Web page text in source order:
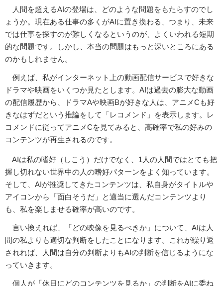
人間を超えるAIの登場は、どのような問題をもたらすのでし
ょうか。現在ある仕事の多くがAIに置き換わる、つまり、未来
では仕事を探すのが難しくなるというのが、よくいわれる短期
的な問題です。しかし、本当の問題はもっと深いところにある
のかもしれません。
例えば、私がインターネット上の動画配信サービスで好きな
ドラマや映画をいくつか見たとします。AIは過去の膨大な動画
の配信履歴から、ドラマAや映画Bが好きな人は、アニメCも好
きなはずだという推論をして「レコメンド」を表示します。レ
コメンドに従ってアニメCを見てみると、高確率で私の好みの
コンテンツが再生されるのです。
AIは私の嗜好（しこう）だけでなく、1人の人間ではとても把
握し切れない世界中の人の嗜好パターンをよく知っています。
そして、AIが推奨してきたコンテンツは、私自身がタイトルや
アイコンから「面白そうだ」と適当に選んだコンテンツより
も、私を楽しませる確率が高いのです。
言い換えれば、「どの映像を見るべきか」について、AIは人
間の私よりも適切な判断をしたことになります。これが繰り返
されれば、人間は自分の判断よりもAIの判断を信じるようにな
っていきます。
個人が「休日にどのコンテンツを見るか」の判断をAIに委ね